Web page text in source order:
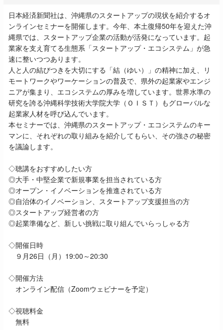
日本経済新聞社は、沖縄県のスタートアップの現状を紹介するオ
ンラインセミナーを開催します。今年、本土復帰50年を迎えた沖
縄県では、スタートアップ企業の活動が活発になっています。起
業家を支え育てる生態系「スタートアップ・エコシステム」が急
速に整いつつあります。
人と人の結びつきを大切にする「結（ゆい）」の精神に加え、リ
モートワークやワーケーションの普及で、県外の起業家やエンジ
ニアが集まり、エコシステムの厚みを増しています。世界水準の
研究を誇る沖縄科学技術大学院大学（ＯＩＳＴ）もグローバルな
起業家人材を呼び込んでいます。
本セミナーでは、沖縄県のスタートアップ・エコシステムのキー
マンに、それぞれの取り組みを紹介してもらい、その強さの秘密
を議論します。
◇聴講をおすすめしたい方
◎大手・中堅企業で新規事業を担当されている方
◎オープン・イノベーションを推進されている方
◎自治体のイノベーション、スタートアップ支援担当の方
◎スタートアップ経営者の方
◎起業準備など、新しい挑戦に取り組んでいらっしゃる方
◇開催日時
９月26日（月）19:00～20:30
◇開催方法
オンライン配信（Zoomウェビナーを予定）
◇視聴料金
無料